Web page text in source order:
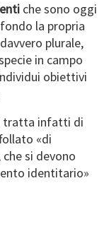
che sono oggi
la propria
plurale,
in campo
obiettivi
tratta infatti di
«di
si devono
identitario»